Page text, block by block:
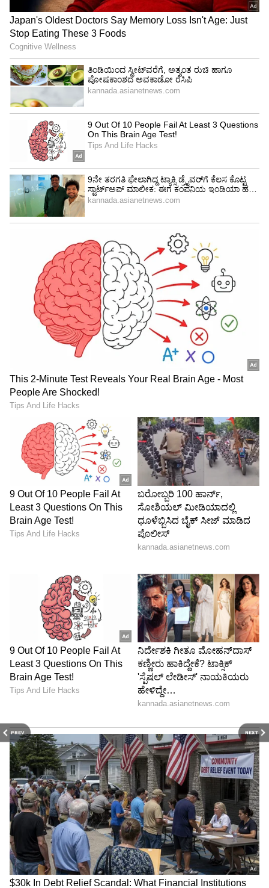
PREV NEXT
ಅಪಧಮನಿಗಳ ಆರೈಕೆಯ ಮೂಲಕ ಅಧಿಕ ರಕ್ತದೊತ್ತಡ,
ಹೃದಯ ಕಾಯಿಲೆ (Heart Disease) ಮತ್ತು ಪಾರ್ಶ್ವವಾಯು
ಮುಂತಾದ ಕಾಯಿಲೆಗಳನ್ನು ದೂರವಿರಿಸಲು ಸಹಾಯ
ಮಾಡುತ್ತದೆ.
ನೋವನ್ನು ನಿವಾರಿಸುತ್ತದೆ:
ಹೊಟ್ಟೆ ನೋವು (Stomach
Pain) ಮತ್ತು ಸಂಧಿವಾತಕ್ಕೆ ಈ ಹಣ್ಣಿನ ಸೇವನೆ ಅತ್ಯುತ್ತಮ
ಮನೆಮದ್ದುಗಳಲ್ಲಿ ಒಂದಾಗಿದೆ. ಜೀರ್ಣಾಂಗವ್ಯೂಹದ
ತೊಂದರೆಗಳಾದ ಭೇದಿ ಮತ್ತು ವಾಯುವನ್ನು ಕಡಿಮೆ ಮಾಡಲು
ಈ ಹಣ್ಣು ಸಹಕಾರಿಯಾಗಿದೆ.
ತೂಕ ನಷ್ಟಕ್ಕೆ ಸಹಕಾರಿ: ರಸಭರಿತ ನೇರಳೆ ಹಣ್ಣಿನ
ಸೇವನೆಯಿಂದ ನಿಮ್ಮ ತೂಕ (Weight Loss)ವನ್ನು
ಸುಲಭವಾಗಿ ಕಡಿಮೆ ಮಾಡಿಕೊಳ್ಳಬಹುದು. ಇದರಲ್ಲಿ
ಮುಖ್ಯವಾಗಿ ಕಡಿಮೆ ಕ್ಯಾಲೋರಿಗಳು ಮತ್ತು ಹೆಚ್ಚಿನ ಫೈಬರ್
ಇರುವ ಕಾರಣ ದೇಹದಲ್ಲಿನ ಕೊಬ್ಬನ್ನು ತಗ್ಗಿಸಲು ಸಹಾಯ
ಮಾಡುತ್ತದೆ. ನೇರಳೆ ಹಣ್ಣನ್ನು ತೊಳೆದು ಹಾಗೆಯೇ
ತಿನ್ನಬಹುದು. ಅಥವಾ ಇದರ ಜ್ಯೂಸ್ ಮಾಡಿಯೂ
ಕುಡಿಯಬಹುದು. ನೇರಳೆ ಹಣ್ಣಿನ ಬೀಜಗಳನ್ನು ಒಣಗಿಸಿ ಪುಡಿ
ತೊಗಟೆಯ ಕಷಾಯವನ್ನು ಕುಡಿದರೆ ಹೊಟ್ಟೆನೋವು,
ಅಜೀರ್ಣದಂತಹ ಸಮಸ್ಯೆಗಳು ದೂರವಾಗುತ್ತವೆ.